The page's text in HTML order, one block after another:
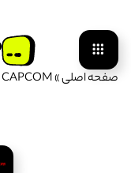
صفحه اصلی»
CAPCOM